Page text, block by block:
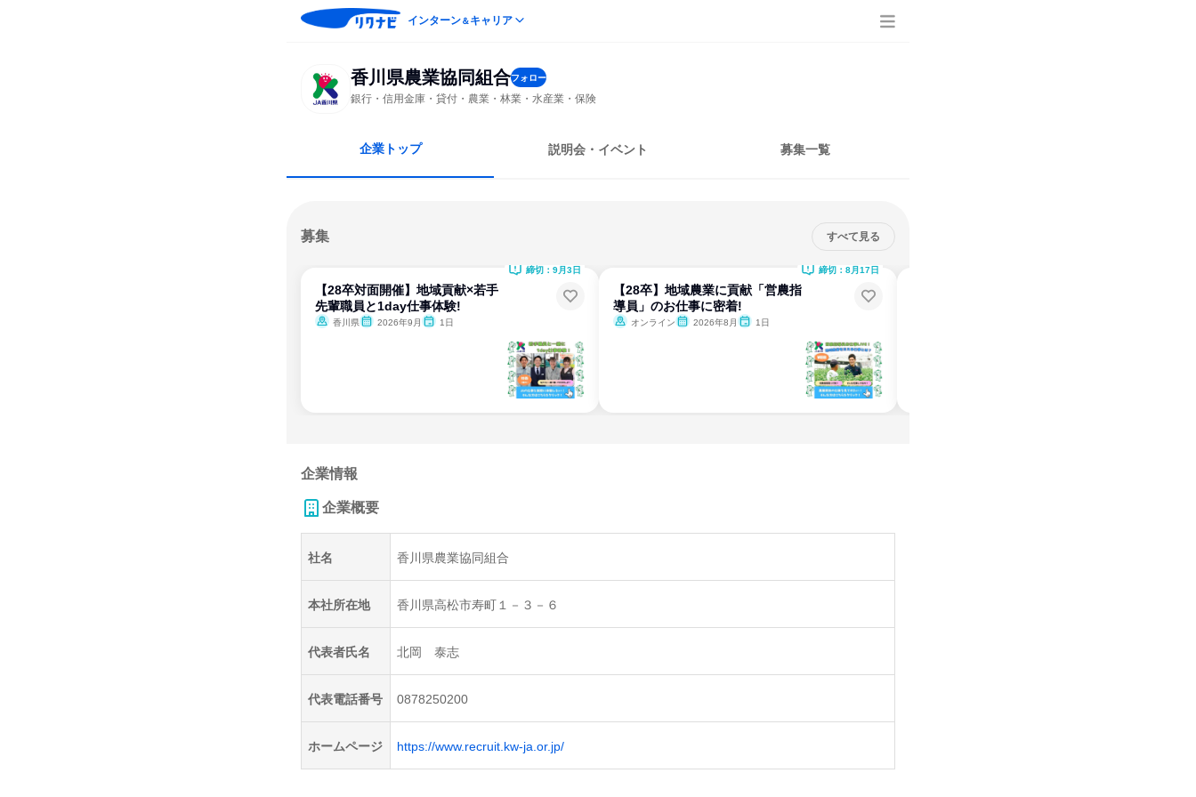
インターン＆キャリア
香川県農業協同組合フォロー
銀行・信用金庫・貸付・農業・林業・水産業・保険
企業トップ 説明会・イベント 募集一覧
募集 すべて見る
【28卒対面開催】地域貢献×若手
先輩職員と1day仕事体験!
香川県 2026年9月 1日
締切：9月3日
【28卒】地域農業に貢献「営農指
導員」のお仕事に密着!
オンライン 2026年8月 1日
締切：8月17日
企業情報
企業概要
社名 香川県農業協同組合
本社所在地 香川県高松市寿町１－３－６
代表者氏名 北岡 泰志
代表電話番号 0878250200
ホームページ https://www.recruit.kw-ja.or.jp/